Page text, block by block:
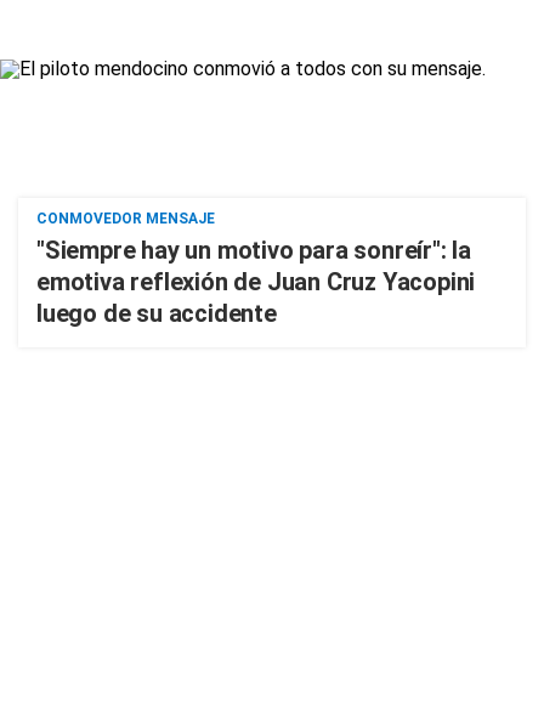
CONMOVEDOR MENSAJE
"Siempre hay un motivo para sonreír": la
emotiva reflexión de Juan Cruz Yacopini
luego de su accidente